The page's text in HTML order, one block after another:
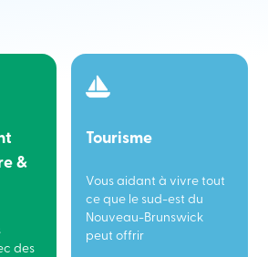
&
des
Tourisme
Vous aidant à vivre tout
ce que le sud-est du
Nouveau-Brunswick
peut offrir